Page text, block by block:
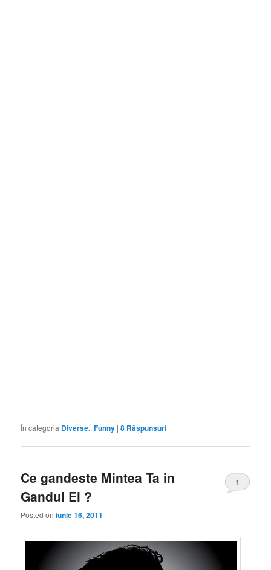
În categoria Diverse.,Funny |8 Răspunsuri
Ce gandeste Mintea Ta in
Gandul Ei ?
Posted oniunie 16, 2011
1